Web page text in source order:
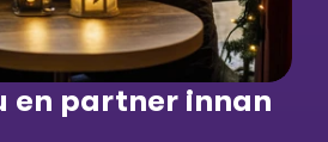
en partner innan